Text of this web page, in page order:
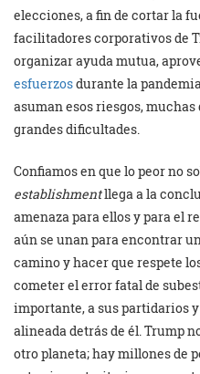
elecciones, a fin de cortar la
facilitadores corporativos de
organizar ayuda mutua,
esfuerzosdurante la
asuman esos riesgos,
grandes dificultades.
Confiamos en que lo peor no
establishmentllega a la
amenaza para ellos y para el
aún se unan para encontrar
camino y hacer que respete
cometer el error fatal de
importante, a sus partidarios
alineada detrás de él. Trump
otro planeta; hay millones de